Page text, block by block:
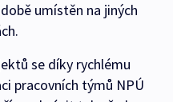
umístěn na jiných
se díky rychlému
pracovních týmů NPÚ